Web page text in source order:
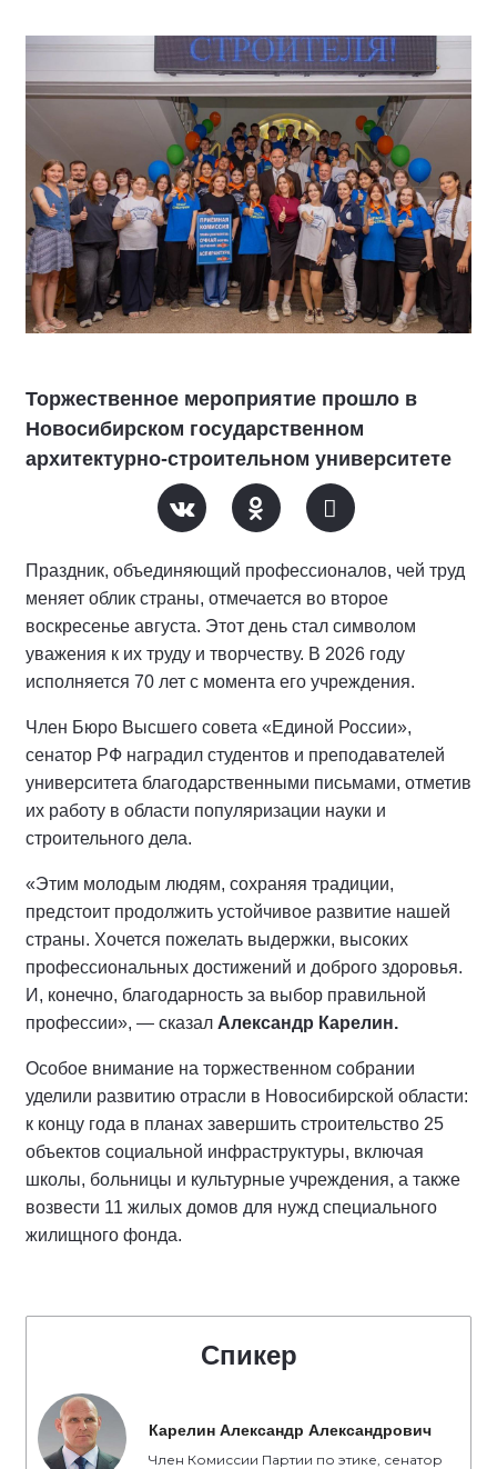
Торжественное мероприятие прошло в
Новосибирском государственном
архитектурно-строительном университете
Праздник, объединяющий профессионалов, чей труд
меняет облик страны, отмечается во второе
воскресенье августа. Этот день стал символом
уважения к их труду и творчеству. В 2026 году
исполняется 70 лет с момента его учреждения.
Член Бюро Высшего совета «Единой России»,
сенатор РФ наградил студентов и преподавателей
университета благодарственными письмами, отметив
их работу в области популяризации науки и
строительного дела.
«Этим молодым людям, сохраняя традиции,
предстоит продолжить устойчивое развитие нашей
страны. Хочется пожелать выдержки, высоких
профессиональных достижений и доброго здоровья.
И, конечно, благодарность за выбор правильной
профессии», — сказал Александр Карелин.
Особое внимание на торжественном собрании
уделили развитию отрасли в Новосибирской области:
к концу года в планах завершить строительство 25
объектов социальной инфраструктуры, включая
школы, больницы и культурные учреждения, а также
возвести 11 жилых домов для нужд специального
жилищного фонда.
Спикер
Карелин Александр Александрович
Член Комиссии Партии по этике, сенатор